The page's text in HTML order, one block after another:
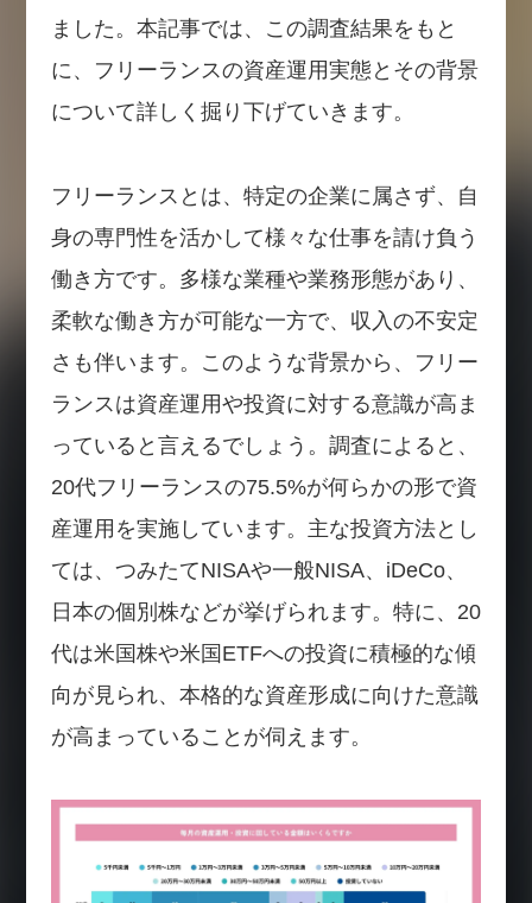
ました。本記事では、この調査結果をもと
に、フリーランスの資産運用実態とその背景
について詳しく掘り下げていきます。
フリーランスとは、特定の企業に属さず、自
身の専門性を活かして様々な仕事を請け負う
働き方です。多様な業種や業務形態があり、
柔軟な働き方が可能な一方で、収入の不安定
さも伴います。このような背景から、フリー
ランスは資産運用や投資に対する意識が高ま
っていると言えるでしょう。調査によると、
20代フリーランスの75.5%が何らかの形で資
産運用を実施しています。主な投資方法とし
ては、つみたてNISAや一般NISA、iDeCo、
日本の個別株などが挙げられます。特に、20
代は米国株や米国ETFへの投資に積極的な傾
向が見られ、本格的な資産形成に向けた意識
が高まっていることが伺えます。